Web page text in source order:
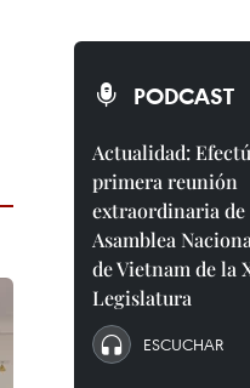
PODCAST
Actualidad:
primera reunión
extraordinaria de
Asamblea
de Vietnam de la
Legislatura
ESCUCHAR